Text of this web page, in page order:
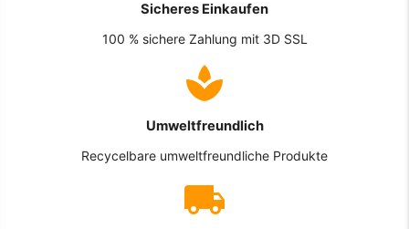
Sicheres Einkaufen
100 % sichere Zahlung mit 3D SSL
Umweltfreundlich
Recycelbare umweltfreundliche Produkte